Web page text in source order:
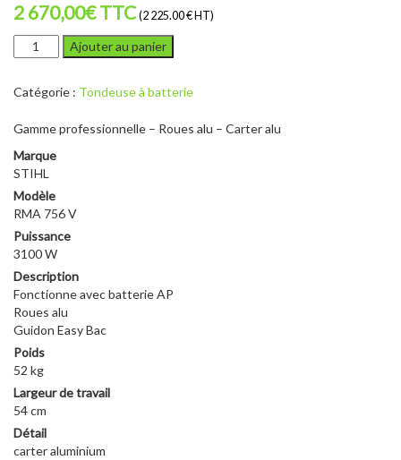
2 670,00€TTC (2 225.00 € HT)
quantité
de
RMA
V
Ajouter au panier
Catégorie : Tondeuse à batterie
Gamme professionnelle – Roues alu – Carter alu
Marque
STIHL
Modèle
RMA 756 V
Puissance
3100 W
Description
Fonctionne avec batterie AP
Roues alu
Guidon Easy Bac
Poids
52 kg
Largeur de travail
54 cm
Détail
carter aluminium